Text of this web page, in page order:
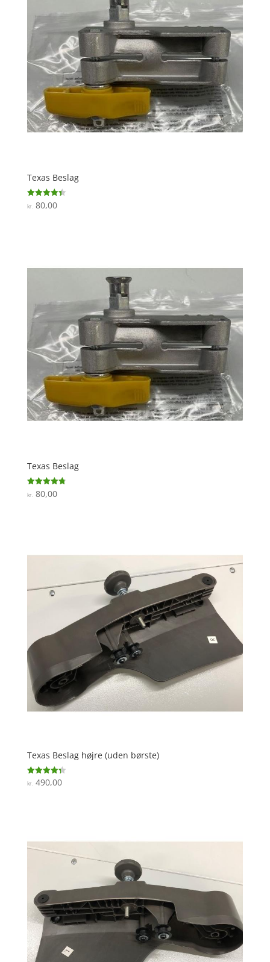
Texas Beslag
Vurderet
4.4
kr.80,00
Texas Beslag
Vurderet
4.8
kr.80,00
Texas Beslag højre (uden børste)
Vurderet
4.3
kr.490,00